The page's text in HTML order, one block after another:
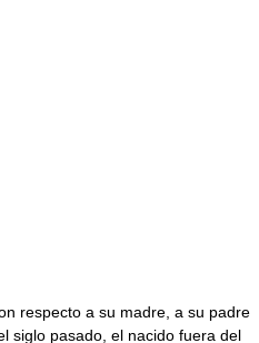
respecto a su madre, a su padre
siglo pasado, el nacido fuera del